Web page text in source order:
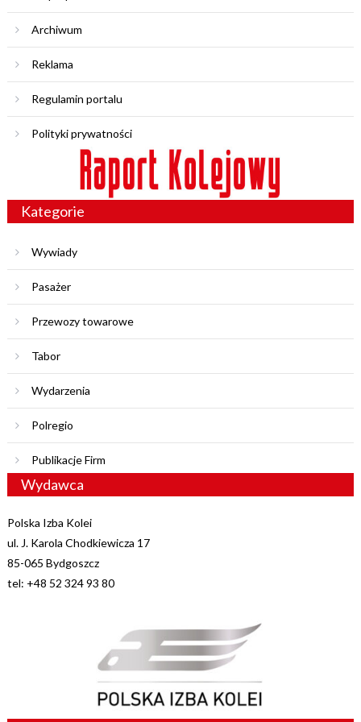
Archiwum
Reklama
Regulamin portalu
Polityki prywatności
Kategorie
Wywiady
Pasażer
Przewozy towarowe
Tabor
Wydarzenia
Polregio
Publikacje Firm
Wydawca
Polska Izba Kolei
ul. J. Karola Chodkiewicza 17
85-065 Bydgoszcz
tel: +48 52 324 93 80